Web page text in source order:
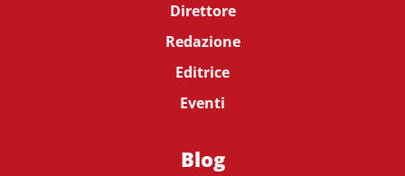
Direttore
Redazione
Editrice
Eventi
Blog